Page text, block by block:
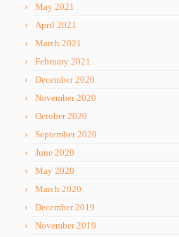
May 2021
April 2021
March 2021
February 2021
December 2020
November 2020
October 2020
September 2020
June 2020
May 2020
March 2020
December 2019
November 2019